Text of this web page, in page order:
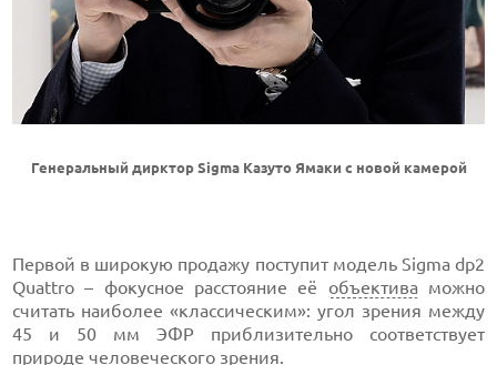
Генеральный дирктор Sigma Казуто Ямаки с новой камерой
Первой в широкую продажу поступит модель Sigma dp2
Quattro – фокусное расстояние её объективаможно
считать наиболее «классическим»: угол зрения между
45 и 50 мм ЭФР приблизительно соответствует
природе человеческого зрения.